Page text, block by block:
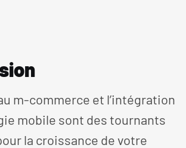
m-commerce et l’intégration
mobile sont des tournants
la croissance de votre